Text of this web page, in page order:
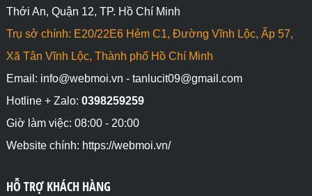
Thới An, Quận 12, TP. Hồ Chí Minh
Trụ sở chính: E20/22E6 Hẻm C1, Đường Vĩnh Lộc, Ấp 57,
Xã Tân Vĩnh Lộc, Thành phố Hồ Chí Minh
Email: info@webmoi.vn - tanlucit09@gmail.com
Hotline + Zalo: 0398259259
Giờ làm việc: 08:00 - 20:00
Website chính: https://webmoi.vn/
HỖ TRỢ KHÁCH HÀNG